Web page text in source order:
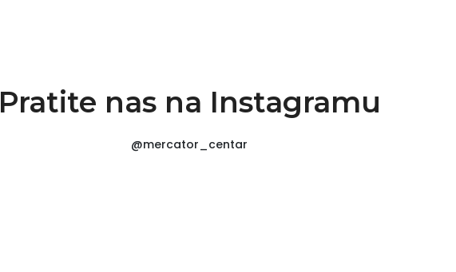
Pratite nas na Instagramu
@mercator_centar